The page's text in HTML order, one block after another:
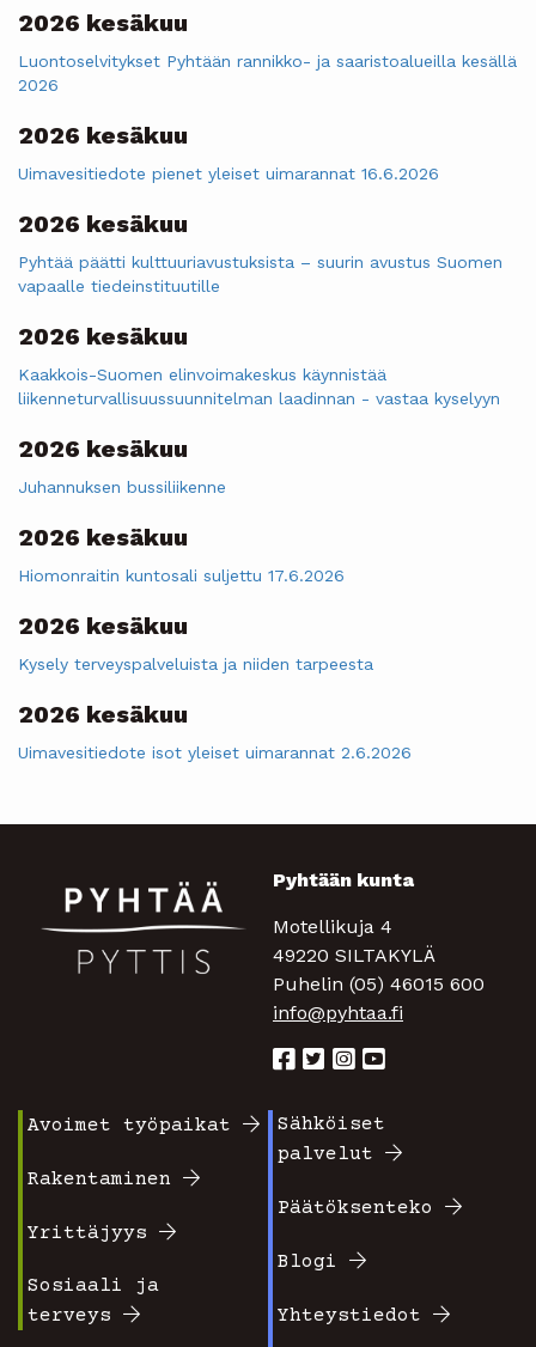
2026 kesäkuu
Luontoselvitykset Pyhtään rannikko- ja saaristoalueilla kesällä
2026
2026 kesäkuu
Uimavesitiedote pienet yleiset uimarannat 16.6.2026
2026 kesäkuu
Pyhtää päätti kulttuuriavustuksista – suurin avustus Suomen
vapaalle tiedeinstituutille
2026 kesäkuu
Kaakkois-Suomen elinvoimakeskus käynnistää
liikenneturvallisuussuunnitelman laadinnan - vastaa kyselyyn
2026 kesäkuu
Juhannuksen bussiliikenne
2026 kesäkuu
Hiomonraitin kuntosali suljettu 17.6.2026
2026 kesäkuu
Kysely terveyspalveluista ja niiden tarpeesta
2026 kesäkuu
Uimavesitiedote isot yleiset uimarannat 2.6.2026
Pyhtään kunta
Motellikuja 4
49220 SILTAKYLÄ
Puhelin (05) 46015 600
info@pyhtaa.fi
valikko
1
Avoimet työpaikat
Rakentaminen
Yrittäjyys
Sosiaali ja
terveys
Footer
2
Sähköiset
palvelut
Päätöksenteko
Blogi
Yhteystiedot